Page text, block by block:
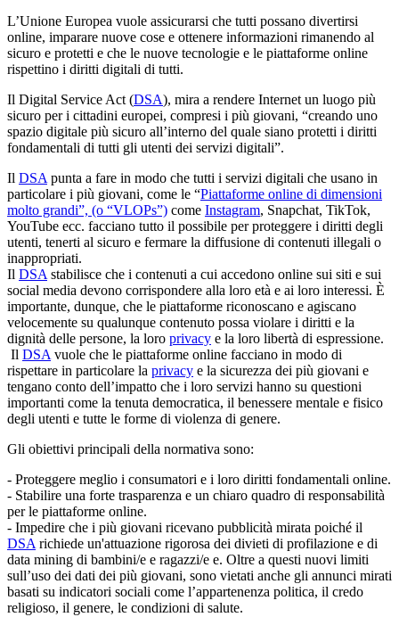
L’Unione Europea vuole assicurarsi che tutti possano divertirsi
online, imparare nuove cose e ottenere informazioni rimanendo al
sicuro e protetti e che le nuove tecnologie e le piattaforme online
rispettino i diritti digitali di tutti.
Il Digital Service Act (DSA), mira a rendere Internet un luogo più
sicuro per i cittadini europei, compresi i più giovani, “creando uno
spazio digitale più sicuro all’interno del quale siano protetti i diritti
fondamentali di tutti gli utenti dei servizi digitali”.
Il DSApunta a fare in modo che tutti i servizi digitali che usano in
particolare i più giovani, come le “Piattaforme online di dimensioni
molto grandi”, (o “VLOPs”) come Instagram, Snapchat, TikTok,
YouTube ecc. facciano tutto il possibile per proteggere i diritti degli
utenti, tenerti al sicuro e fermare la diffusione di contenuti illegali o
inappropriati.
Il DSAstabilisce che i contenuti a cui accedono online sui siti e sui
social media devono corrispondere alla loro età e ai loro interessi. È
importante, dunque, che le piattaforme riconoscano e agiscano
velocemente su qualunque contenuto possa violare i diritti e la
dignità delle persone, la loro privacy e la loro libertà di espressione.
Il DSAvuole che le piattaforme online facciano in modo di
rispettare in particolare la privacy e la sicurezza dei più giovani e
tengano conto dell’impatto che i loro servizi hanno su questioni
importanti come la tenuta democratica, il benessere mentale e fisico
degli utenti e tutte le forme di violenza di genere.
Gli obiettivi principali della normativa sono:
- Proteggere meglio i consumatori e i loro diritti fondamentali online.
- Stabilire una forte trasparenza e un chiaro quadro di responsabilità
per le piattaforme online.
- Impedire che i più giovani ricevano pubblicità mirata poiché il
DSArichiede un'attuazione rigorosa dei divieti di profilazione e di
data mining di bambini/e e ragazzi/e e. Oltre a questi nuovi limiti
sull’uso dei dati dei più giovani, sono vietati anche gli annunci mirati
basati su indicatori sociali come l’appartenenza politica, il credo
religioso, il genere, le condizioni di salute.